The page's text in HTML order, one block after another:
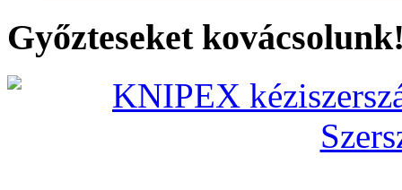
Győzteseket